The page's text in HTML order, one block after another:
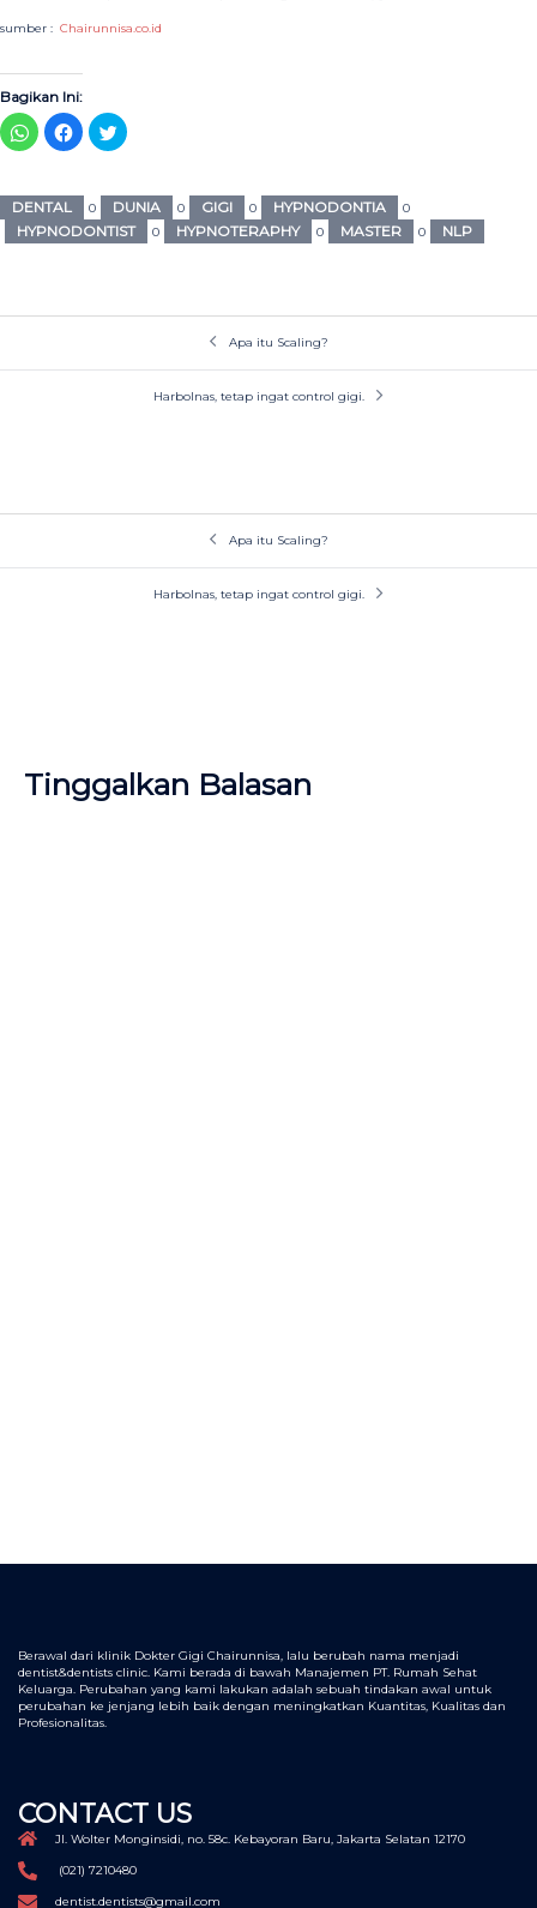
sumber : Chairunnisa.co.id
Bagikan Ini:
Klik
untuk
berbagi
di
jendela
yang
baru)
Klik
untuk
membagikan
di
jendela
yang
baru)
Klik
untuk
di
jendela
yang
baru)
DENTAL 0 DUNIA 0 GIGI 0 HYPNODONTIA 0
HYPNODONTIST 0 HYPNOTERAPHY 0 MASTER 0 NLP
Tulisan
Apa itu Scaling?
Harbolnas, tetap ingat control gigi.
Tulisan
Apa itu Scaling?
Harbolnas, tetap ingat control gigi.
Tinggalkan Balasan
Berawal dari klinik Dokter Gigi Chairunnisa, lalu berubah nama menjadi
dentist&dentists clinic. Kami berada di bawah Manajemen PT. Rumah Sehat
Keluarga. Perubahan yang kami lakukan adalah sebuah tindakan awal untuk
perubahan ke jenjang lebih baik dengan meningkatkan Kuantitas, Kualitas dan
Profesionalitas.
CONTACT US
Jl. Wolter Monginsidi, no. 58c. Kebayoran Baru, Jakarta Selatan 12170
(021) 7210480
dentist.dentists@gmail.com